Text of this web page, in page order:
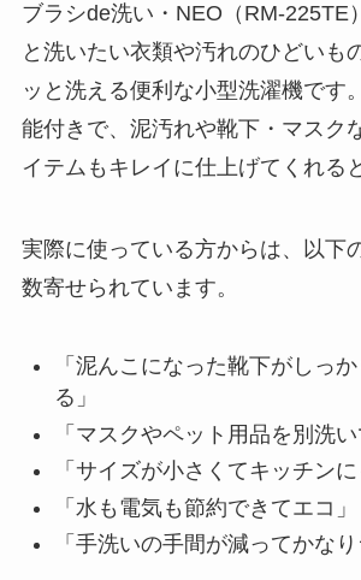
ブラシde洗い・NEO（RM-225TE
と洗いたい衣類や汚れのひどいも
ッと洗える便利な小型洗濯機です
能付きで、泥汚れや靴下・マスク
イテムもキレイに仕上げてくれる
実際に使っている方からは、以下
数寄せられています。
「泥んこになった靴下がしっ
る」
「マスクやペット用品を別洗い
「サイズが小さくてキッチンに
「水も電気も節約できてエコ」
「手洗いの手間が減ってかなり